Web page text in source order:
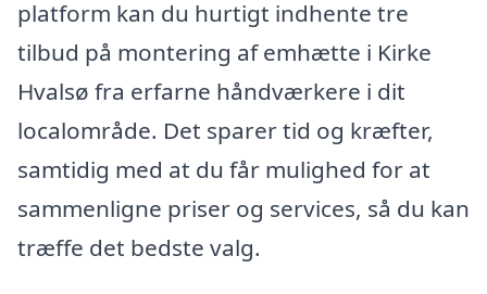
platform kan du hurtigt indhente tre
tilbud på montering af emhætte i Kirke
Hvalsø fra erfarne håndværkere i dit
localområde. Det sparer tid og kræfter,
samtidig med at du får mulighed for at
sammenligne priser og services, så du kan
træffe det bedste valg.